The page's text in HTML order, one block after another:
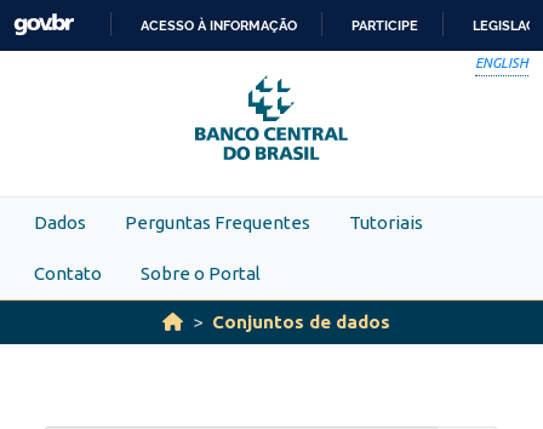
Skip to main content
PARA
O
CONTEÚDO
ACESSO À INFORMAÇÃO PARTICIPE
ENGLISH
Dados Perguntas Frequentes Tutoriais
Contato Sobre o Portal
Conjuntos de dados